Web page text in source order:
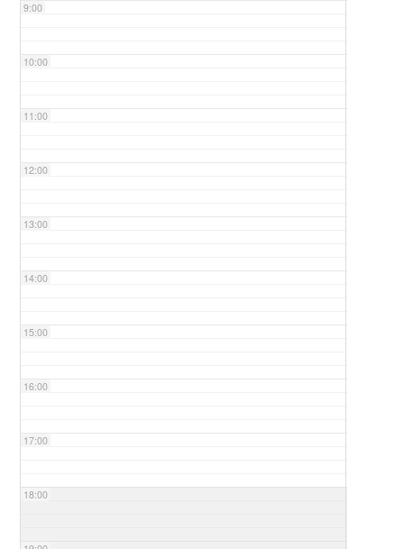
9:00
10:00
11:00
12:00
13:00
14:00
15:00
16:00
17:00
18:00